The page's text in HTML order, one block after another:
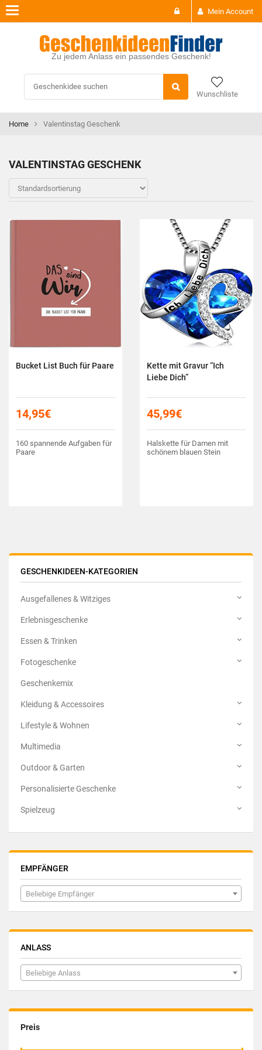
Mein Account
Zu jedem Anlass ein passendes Geschenk!
Wunschliste
Toggle
navigation
Home Valentinstag Geschenk
GESCHENKIDEEN-KATEGORIEN
Ausgefallenes & Witziges
Erlebnisgeschenke
Essen & Trinken
Fotogeschenke
Geschenkemix
Kleidung & Accessoires
Lifestyle & Wohnen
Multimedia
Outdoor & Garten
Personalisierte Geschenke
Spielzeug
EMPFÄNGER
Beliebige Empfänger
ANLASS
Beliebige Anlass
Preis
VALENTINSTAG GESCHENK
Bucket List Buch für Paare
14,95€
160 spannende Aufgaben für
Paare
Kette mit Gravur “Ich
Liebe Dich”
45,99€
Halskette für Damen mit
schönem blauen Stein